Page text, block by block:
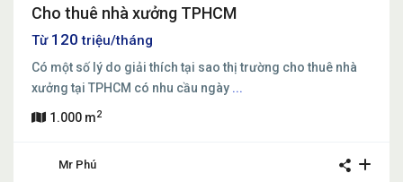
Cho thuê nhà xưởng TPHCM
Từ120triệu/tháng
Có một số lý do giải thích tại sao thị trường cho thuê nhà
xưởng tại TPHCM có nhu cầu ngày ...
1.000 m2
Mr Phú